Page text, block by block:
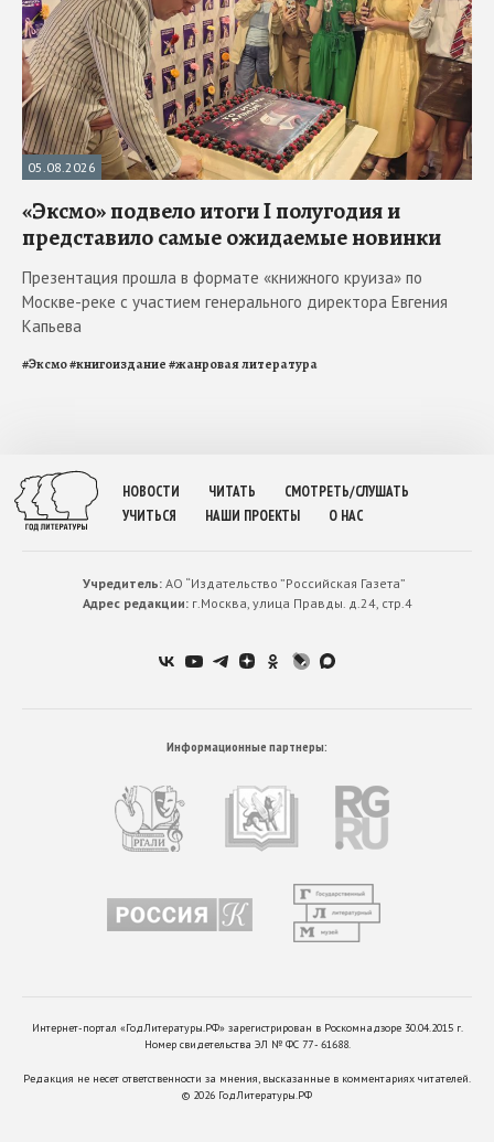
05.08.2026
«Эксмо» подвело итоги I полугодия и
представило самые ожидаемые новинки
Презентация прошла в формате «книжного круиза» по
Москве-реке с участием генерального директора Евгения
Капьева
#Эксмо#книгоиздание#жанровая литература
НОВОСТИ ЧИТАТЬ
СМОТРЕТЬ/СЛУШАТЬ
УЧИТЬСЯ
НАШИ ПРОЕКТЫ О НАС
Учредитель:АО “Издательство ”Российская Газета”
Адрес редакции:г.Москва, улица Правды. д.24, стр.4
Информационные партнеры:
Интернет-портал «ГодЛитературы.РФ» зарегистрирован в Роскомнадзоре 30.04.2015 г.
Номер свидетельства ЭЛ № ФС 77 - 61688.
Редакция не несет ответственности за мнения, высказанные в комментариях читателей.
© 2026 ГодЛитературы.РФ